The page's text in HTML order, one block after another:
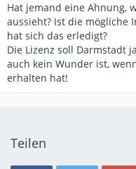
Hat jemand eine Ahnung,
aussieht? Ist die mögliche
hat sich das erledigt?
Die Lizenz soll Darmstadt
auch kein Wunder ist,
erhalten hat!
Teilen